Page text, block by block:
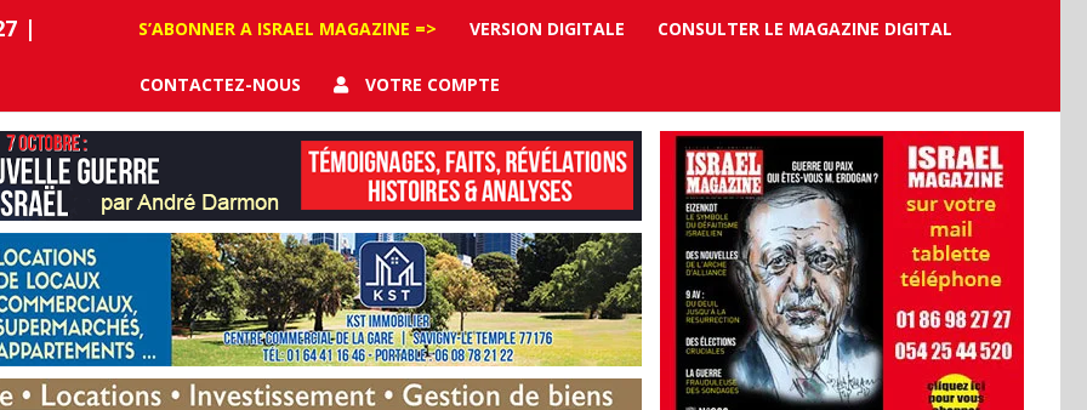
|
S’ABONNER A ISRAEL MAGAZINE => VERSION DIGITALE CONSULTER LE MAGAZINE DIGITAL
CONTACTEZ-NOUS VOTRE COMPTE